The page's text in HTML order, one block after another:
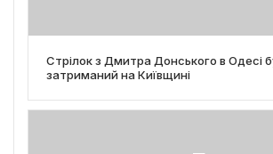
Стрілок з Дмитра Донського в Одесі
затриманий на Київщині